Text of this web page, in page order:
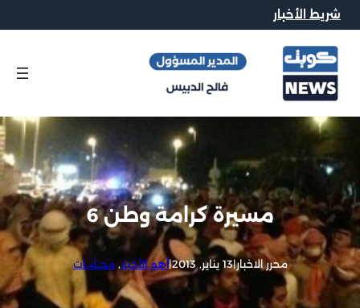
شريط الأخبار
مسيرة كرامة وطن 6
محرر الاخبار|13 يناير, 2013 |أهم الأخبار, محــليــات